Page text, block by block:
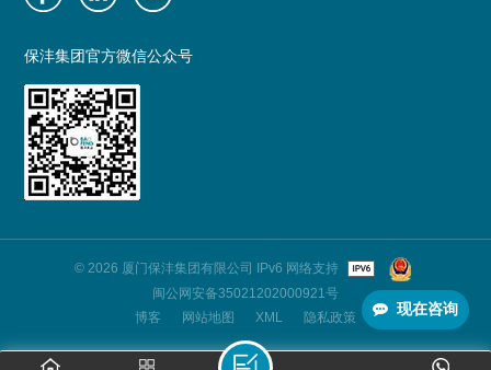
现在咨询
保沣集团官方微信公众号
© 2026 厦门保沣集团有限公司 IPv6 网络支持
闽公网安备35021202000921号
博客
网站地图 XML 隐私政策